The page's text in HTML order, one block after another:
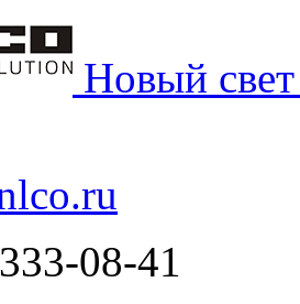
Новый
08-41